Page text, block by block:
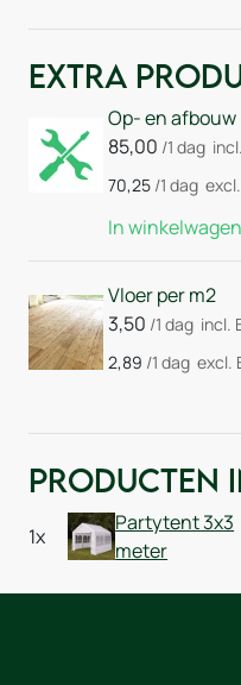
Extra
Op- en
85,00 /1 dag
70,25 /1 dag
In
Vloer per m2
3,50 /1 dag incl.
2,89 /1 dag excl.
Producten
1x
Partytent 3x3
meter